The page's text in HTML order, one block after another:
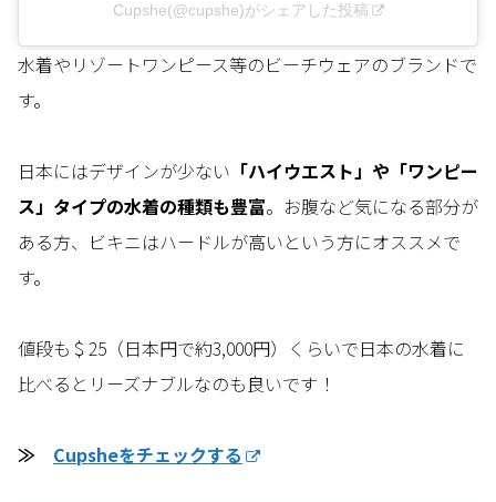
Cupshe(@cupshe)がシェアした投稿
水着やリゾートワンピース等のビーチウェアのブランドで
す。
日本にはデザインが少ない 「ハイウエスト」や「ワンピー
ス」タイプの水着の種類も豊富。お腹など気になる部分が
ある方、ビキニはハードルが高いという方にオススメで
す。
値段も＄25（日本円で約3,000円）くらいで日本の水着に
比べるとリーズナブルなのも良いです！
≫ Cupsheをチェックする